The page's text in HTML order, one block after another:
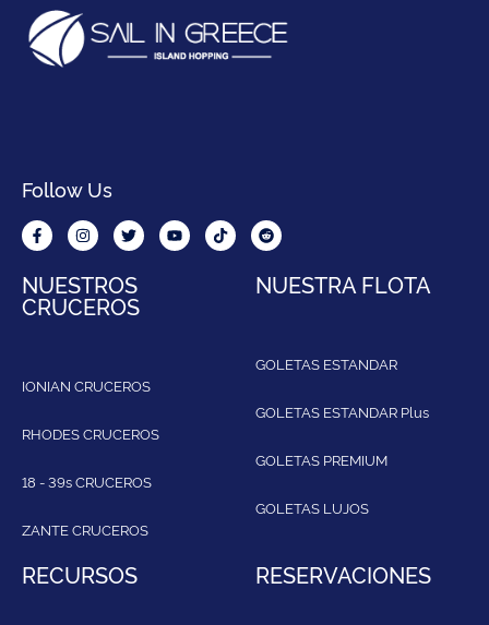
Follow Us
NUESTROS
CRUCEROS
IONIAN CRUCEROS
RHODES CRUCEROS
18 - 39s CRUCEROS
ZANTE CRUCEROS
NUESTRA FLOTA
GOLETAS ESTANDAR
GOLETAS ESTANDAR Plus
GOLETAS PREMIUM
GOLETAS LUJOS
RECURSOS RESERVACIONES